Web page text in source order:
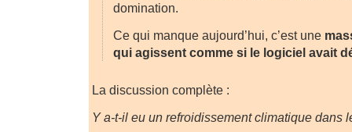
domination.
Ce qui manque aujourd’hui, c’est une
qui agissent comme si le logiciel avait
La discussion complète :
Y a-t-il eu un refroidissement climatique dans